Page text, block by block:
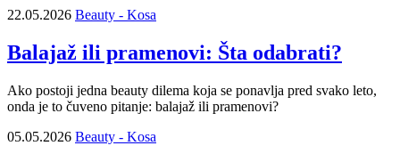
22.05.2026 Beauty - Kosa
Balajaž ili pramenovi: Šta odabrati?
Ako postoji jedna beauty dilema koja se ponavlja pred svako leto,
onda je to čuveno pitanje: balajaž ili pramenovi?
05.05.2026 Beauty - Kosa